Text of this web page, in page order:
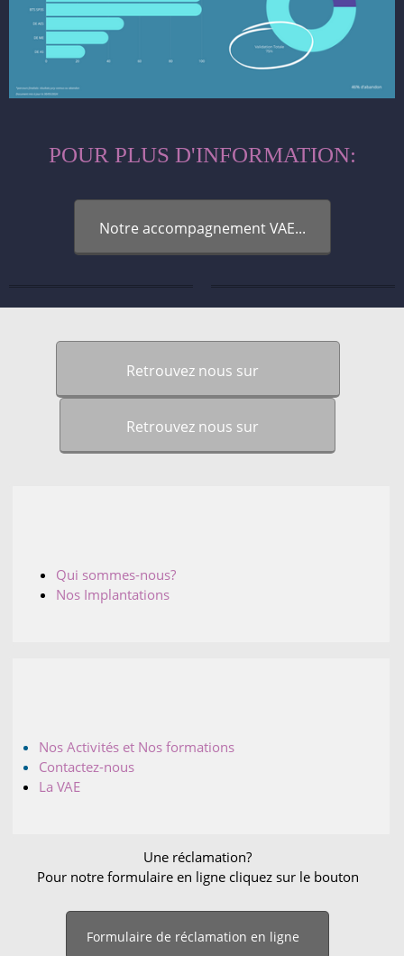
POUR PLUS D'INFORMATION:
Notre accompagnement VAE...
Retrouvez nous sur
Retrouvez nous sur
Qui sommes-nous?
Nos Implantations
Nos Activités et Nos formations
Contactez-nous
La VAE
Une réclamation?
Pour notre formulaire en ligne cliquez sur le bouton
Formulaire de réclamation en ligne